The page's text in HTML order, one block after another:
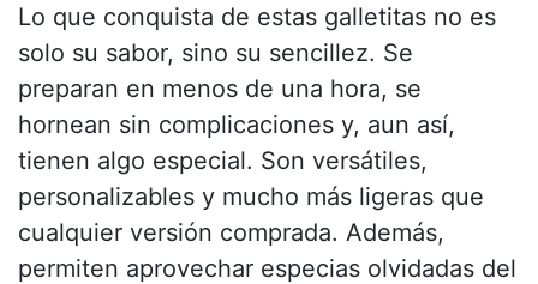
Lo que conquista de estas galletitas no es
solo su sabor, sino su sencillez. Se
preparan en menos de una hora, se
hornean sin complicaciones y, aun así,
tienen algo especial. Son versátiles,
personalizables y mucho más ligeras que
cualquier versión comprada. Además,
permiten aprovechar especias olvidadas del